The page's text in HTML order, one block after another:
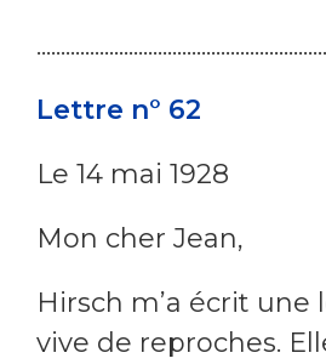
Lettre n° 62
Le 14 mai 1928
Mon cher Jean,
Hirsch m’a écrit une
vive de reproches.